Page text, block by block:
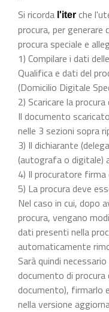
Si ricorda l'iter che
procura, per
procura speciale e
1) Compilare i dati
Qualifica e dati del
(Domicilio Digitale
2) Scaricare la
Il documento
nelle 3 sezioni sopra
3) Il dichiarante
(autografa o digitale)
4) Il procuratore
5) La procura deve
Nel caso in cui, dopo
procura, vengano
dati presenti nella
automaticamente
Sarà quindi
documento di
documento), firmarlo
nella versione